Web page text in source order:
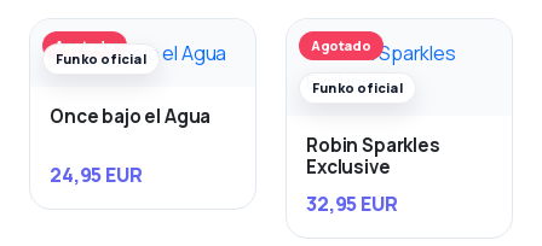
Agotado
Funko oficial
Once bajo el Agua
24,95 EUR
Agotado
Funko oficial
Robin Sparkles
Exclusive
32,95 EUR